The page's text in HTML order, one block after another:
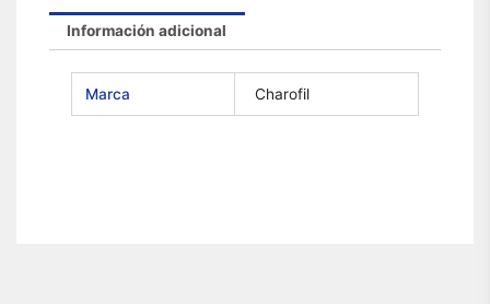
Información adicional
Marca Charofil